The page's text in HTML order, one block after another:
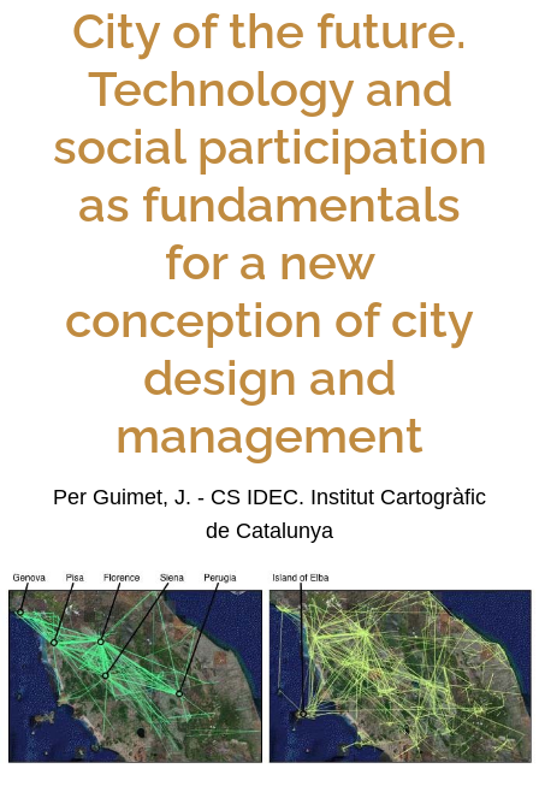
City of the future.
Technology and
social participation
as fundamentals
for a new
conception of city
design and
management
Per Guimet, J. - CS IDEC. Institut Cartogràfic
de Catalunya